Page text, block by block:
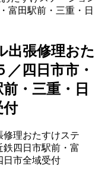
富田駅前・三重・日
出張修理おた
四日市市・
・三重・日
付